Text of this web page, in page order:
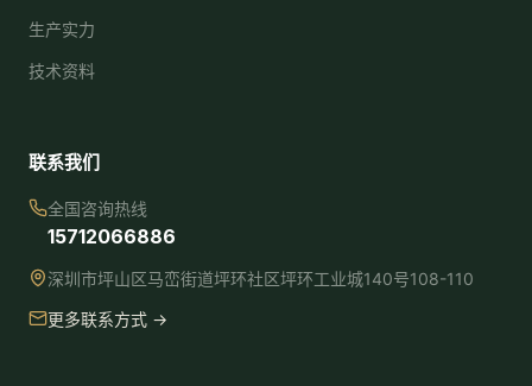
生产实力
技术资料
联系我们
全国咨询热线
15712066886
深圳市坪山区马峦街道坪环社区坪环工业城140号108-110
更多联系方式 →